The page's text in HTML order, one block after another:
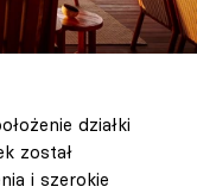
działki
został
i szerokie